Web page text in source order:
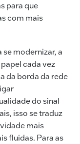
para que
com mais
modernizar, a
cada vez
da borda da rede
do sinal
isso se traduz
mais
fluidas. Para as